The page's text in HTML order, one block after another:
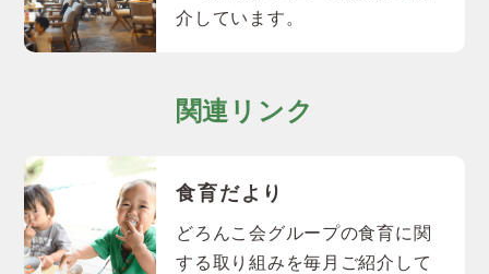
介しています。
関連リンク
食育だより
どろんこ会グループの食育に関
する取り組みを毎月ご紹介して